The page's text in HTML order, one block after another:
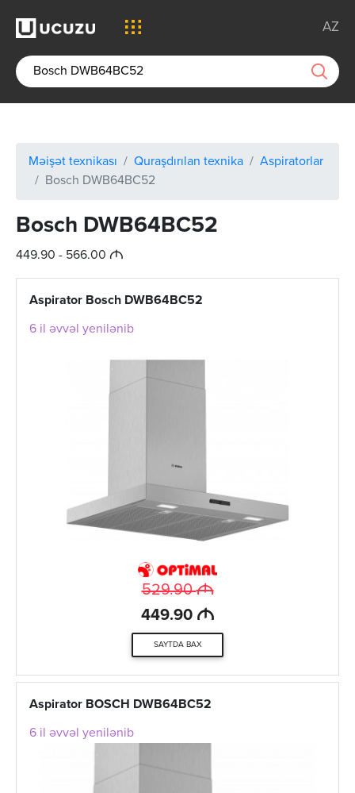
AZ
Məişət texnikası Quraşdırılan texnika
Aspiratorlar
Bosch DWB64BC52
Bosch DWB64BC52
449.90 - 566.00 M
Aspirator Bosch DWB64BC52
6 il əvvəl yenilənib
529.90M
449.90 M
SAYTDA BAX
Aspirator BOSCH DWB64BC52
6 il əvvəl yenilənib